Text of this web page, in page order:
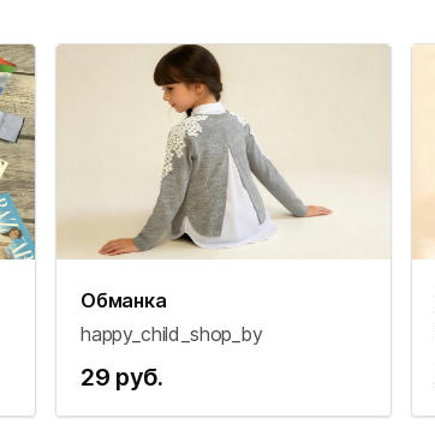
Обманка
happy_child_shop_by
29 руб.